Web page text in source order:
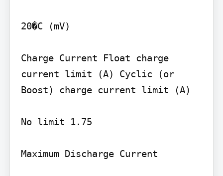
20�C (mV)
Charge Current Float charge
current limit (A) Cyclic (or
Boost) charge current limit (A)
No limit 1.75
Maximum Discharge Current